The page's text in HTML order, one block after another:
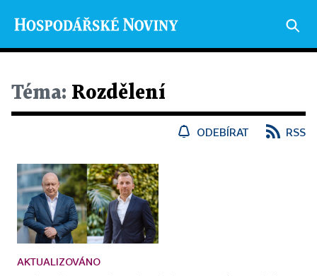
Téma: Rozdělení
ODEBÍRAT RSS
AKTUALIZOVÁNO